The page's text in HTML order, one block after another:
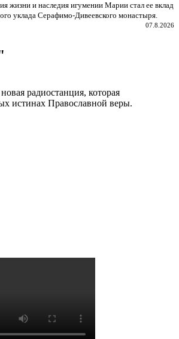
жизни и наследия игумении Марии стал ее вклад
уклада Серафимо‑Дивеевского монастыря.
07.8.2026
радиостанция, которая
истинах Православной веры.